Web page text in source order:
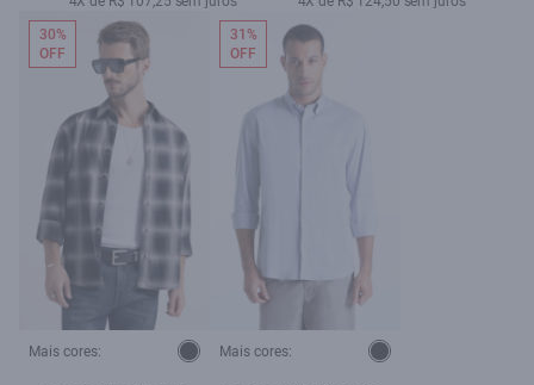
Mais cores:
30%
OFF
Mais cores:
31%
OFF